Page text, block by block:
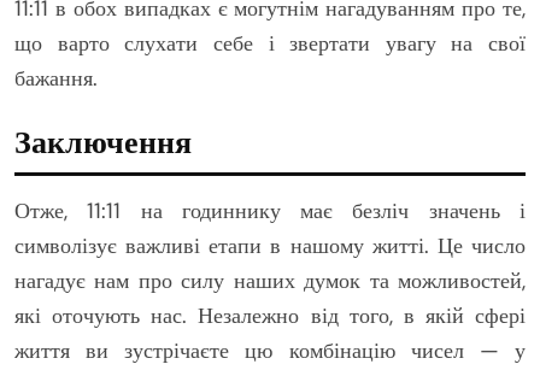
11:11 в обох випадках є могутнім нагадуванням про те,
що варто слухати себе і звертати увагу на свої
бажання.
Заключення
Отже, 11:11 на годиннику має безліч значень і
символізує важливі етапи в нашому житті. Це число
нагадує нам про силу наших думок та можливостей,
які оточують нас. Незалежно від того, в якій сфері
життя ви зустрічаєте цю комбінацію чисел — у